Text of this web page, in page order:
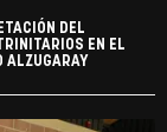
DEL
EN EL
ALZUGARAY